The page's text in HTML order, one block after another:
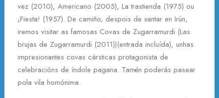
vez (2010), Americano (2005), La trastienda (1975) ou
¡Fiesta! (1957). De camiño, despois de xantar en Irún,
iremos visitar as famosas Covas de Zugarramurdi (Las
brujas de Zugarramurdi (2011))(entrada incluída), unhas
impresionantes covas cársticas protagonista de
celebracións de índole pagana. Tamén poderás pasear
pola vila homónima.